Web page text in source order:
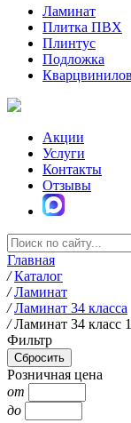
Ламинат
Плитка ПВХ
Плинтус
Подложка
Акции
Услуги
Контакты
Отзывы
Главная
/ Каталог
/ Ламинат
/ Ламинат 34 класса
/ Ламинат 34 класс
Фильтр
Розничная цена
от
до